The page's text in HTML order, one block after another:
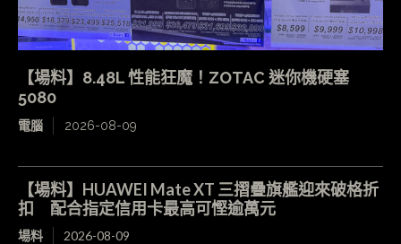
【場料】8.48L 性能狂魔！ZOTAC 迷你機硬塞
5080
電腦 2026-08-09
【場料】HUAWEI Mate XT 三摺疊旗艦迎來破格折
扣 配合指定信用卡最高可慳逾萬元
場料 2026-08-09